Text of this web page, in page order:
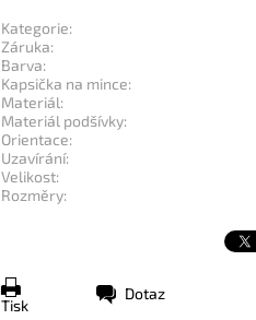
Kategorie:
Záruka:
Barva:
Kapsička na mince:
Materiál:
Materiál podšívky:
Orientace:
Uzavírání:
Velikost:
Rozměry:
Tisk
Dotaz